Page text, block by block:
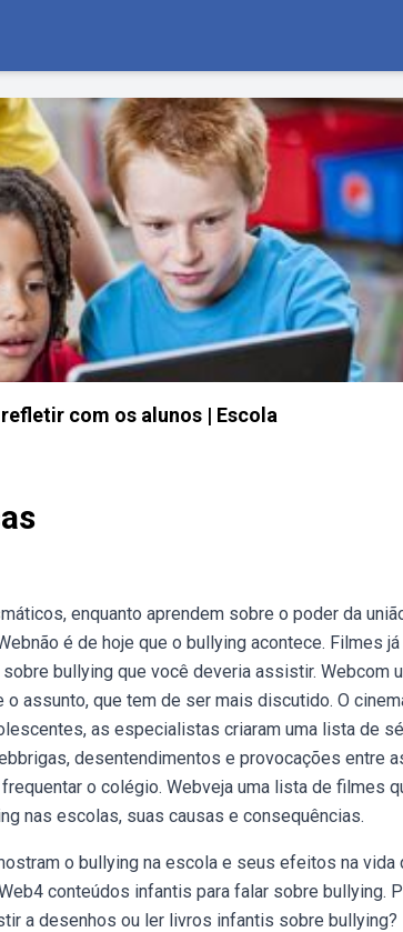
com os alunos | Escola
enquanto aprendem sobre o poder da
é de hoje que o bullying acontece. Filmes já
bullying que você deveria assistir. Webcom
assunto, que tem de ser mais discutido. O
as especialistas criaram uma lista de
desentendimentos e provocações entre
o colégio. Webveja uma lista de filmes
nas escolas, suas causas e consequências.
o bullying na escola e seus efeitos na vida
conteúdos infantis para falar sobre bullying.
a desenhos ou ler livros infantis sobre bullying?